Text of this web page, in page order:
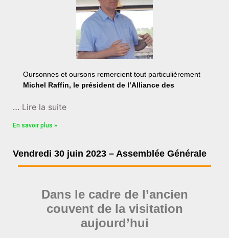
Oursonnes et oursons remercient tout particulièrement
Michel Raffin, le président de l’Alliance des
… Lire la suite
En savoir plus »
Vendredi 30 juin 2023 – Assemblée Générale
Dans le cadre de l’ancien
couvent de la visitation
aujourd’hui